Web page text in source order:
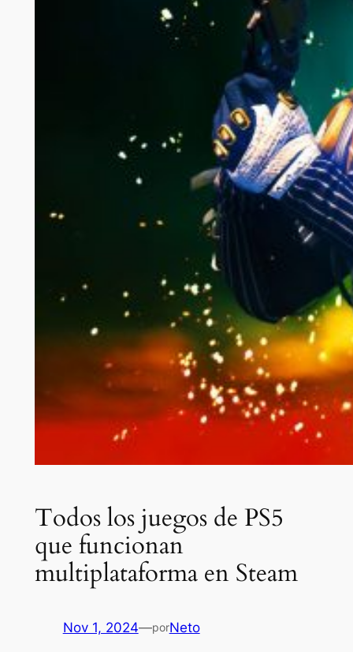
Todos los juegos de PS5
que funcionan
multiplataforma en Steam
Nov 1, 2024—porNeto